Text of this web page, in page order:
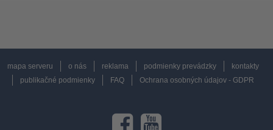
mapa serveru o nás reklama podmienky prevádzky
kontakty
publikačné podmienky
FAQ Ochrana osobných údajov - GDPR